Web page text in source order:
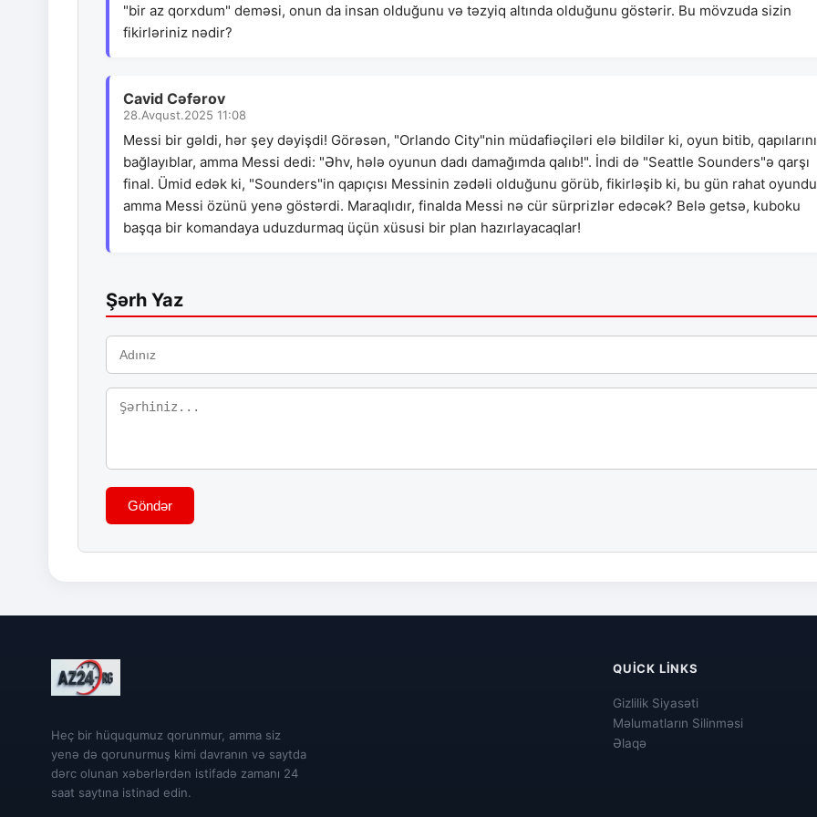
"bir az qorxdum" deməsi, onun da insan olduğunu və təzyiq altında olduğunu göstərir. Bu mövzuda sizin
fikirləriniz nədir?
Cavid Cəfərov
28.Avqust.2025 11:08
Messi bir gəldi, hər şey dəyişdi! Görəsən, "Orlando City"nin müdafiəçiləri elə bildilər ki, oyun bitib, qapılarını
bağlayıblar, amma Messi dedi: "Əhv, hələ oyunun dadı damağımda qalıb!". İndi də "Seattle Sounders"ə qarşı
final. Ümid edək ki, "Sounders"in qapıçısı Messinin zədəli olduğunu görüb, fikirləşib ki, bu gün rahat
amma Messi özünü yenə göstərdi. Maraqlıdır, finalda Messi nə cür sürprizlər edəcək? Belə getsə, kuboku
başqa bir komandaya uduzdurmaq üçün xüsusi bir plan hazırlayacaqlar!
Şərh Yaz
Göndər
Heç bir hüququmuz qorunmur, amma siz
yenə də qorunurmuş kimi davranın və saytda
dərc olunan xəbərlərdən istifadə zamanı 24
saat saytına istinad edin.
QUICK LINKS
Gizlilik Siyasəti
Məlumatların Silinməsi
Əlaqə